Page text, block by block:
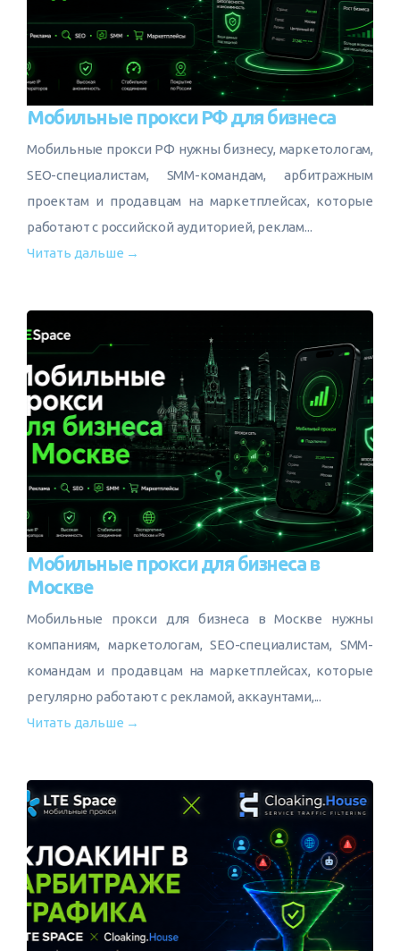
Мобильные прокси РФ для бизнеса
Мобильные прокси РФ нужны бизнесу, маркетологам,
SEO-специалистам, SMM-командам, арбитражным
проектам и продавцам на маркетплейсах, которые
работают с российской аудиторией, реклам...
Читать дальше →
Мобильные прокси для бизнеса в
Москве
Мобильные прокси для бизнеса в Москве нужны
компаниям, маркетологам, SEO-специалистам, SMM-
командам и продавцам на маркетплейсах, которые
регулярно работают с рекламой, аккаунтами,...
Читать дальше →